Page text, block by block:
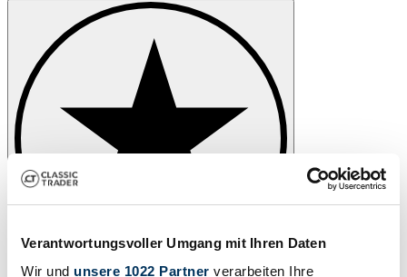
Verantwortungsvoller Umgang mit Ihren Daten
Wir und unsere 1022 Partner verarbeiten Ihre